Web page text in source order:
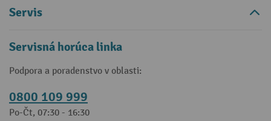
Servis
Servisná horúca linka
Podpora a poradenstvo v oblasti:
0800 109 999
Po-Čt, 07:30 - 16:30